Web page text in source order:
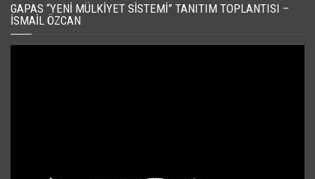
GAPAS “YENI MÜLKIYET SISTEMI” TANITIM TOPLANTISI –
İSMAIL ÖZCAN